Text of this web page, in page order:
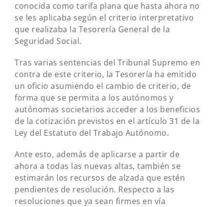
conocida como tarifa plana que hasta ahora no
se les aplicaba según el criterio interpretativo
que realizaba la Tesorería General de la
Seguridad Social.
Tras varias sentencias del Tribunal Supremo en
contra de este criterio, la Tesorería ha emitido
un oficio asumiendo el cambio de criterio, de
forma que se permita a los autónomos y
autónomas societarios acceder a los beneficios
de la cotización previstos en el artículo 31 de la
Ley del Estatuto del Trabajo Autónomo.
Ante esto, además de aplicarse a partir de
ahora a todas las nuevas altas, también se
estimarán los recursos de alzada que estén
pendientes de resolución. Respecto a las
resoluciones que ya sean firmes en vía